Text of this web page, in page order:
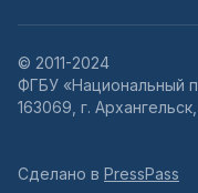
© 2011-2024
ФГБУ «Национальный
163069, г.
Сделано в PressPass